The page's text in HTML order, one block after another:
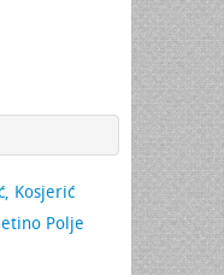
Kosjerić
Polje